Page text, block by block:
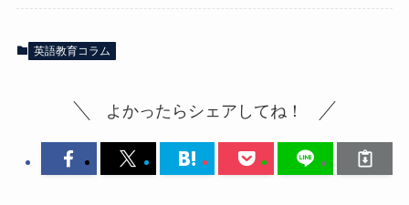
英語教育コラム
よかったらシェアしてね！